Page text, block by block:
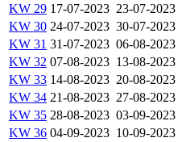
KW 29 17-07-2023 23-07-2023
KW 30 24-07-2023 30-07-2023
KW 31 31-07-2023 06-08-2023
KW 32 07-08-2023 13-08-2023
KW 33 14-08-2023 20-08-2023
KW 34 21-08-2023 27-08-2023
KW 35 28-08-2023 03-09-2023
KW 36 04-09-2023 10-09-2023